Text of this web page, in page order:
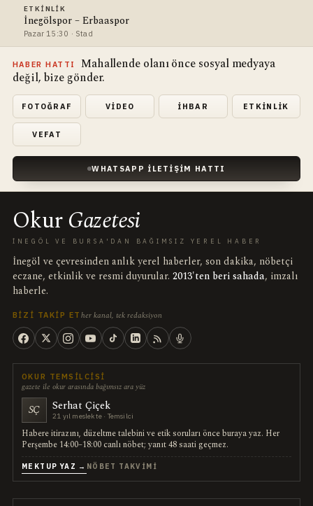
ETKINLIK
İnegölspor – Erbaaspor
Pazar 15:30 · Stad
HABER HATTI
Mahallende olanı önce sosyal medyaya
değil, bize gönder.
FOTOĞRAF VIDEO İHBAR ETKINLIK
VEFAT
WHATSAPP İLETIŞIM HATTI
OkurGazetesi
İNEGÖL VE BURSA'DAN BAĞIMSIZ YEREL HABER
İnegöl ve çevresinden anlık yerel haberler, son dakika, nöbetçi
eczane, etkinlik ve resmi duyurular. 2013'ten beri sahada, imzalı
haberle.
BIZI TAKIP ET her kanal, tek redaksiyon
OKUR TEMSILCISI
gazete ile okur arasında bağımsız ara yüz
SÇ Serhat Çiçek
21 yıl meslekte · Temsilci
Habere itirazını, düzeltme talebini ve etik soruları önce buraya yaz. Her
Perşembe 14:00–18:00 canlı nöbet; yanıt 48 saati geçmez.
MEKTUP YAZ → NÖBET TAKVIMI